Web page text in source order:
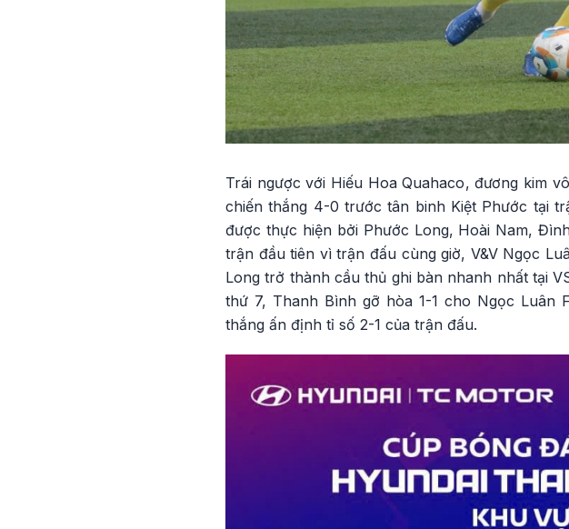
Trái ngược với Hiếu Hoa Quahaco, đương kim
chiến thắng 4-0 trước tân binh Kiệt Phước tại
được thực hiện bởi Phước Long, Hoài Nam,
trận đầu tiên vì trận đấu cùng giờ, V&V Ngọc
Long trở thành cầu thủ ghi bàn nhanh nhất tại
thứ 7, Thanh Bình gỡ hòa 1-1 cho Ngọc Luân
thắng ấn định tỉ số 2-1 của trận đấu.